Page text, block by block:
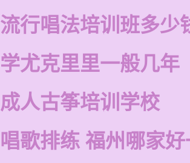
流行唱法培训班多少
学尤克里里一般几年
成人古筝培训学校
唱歌排练 福州哪家